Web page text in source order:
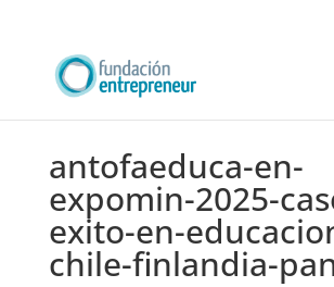
antofaeduca-en-
expomin-2025-
exito-en-
chile-finlandia-